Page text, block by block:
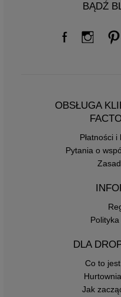
BĄDŹ
OBSŁUGA
Płatności
Pytania o
DLA
Co to
Jak